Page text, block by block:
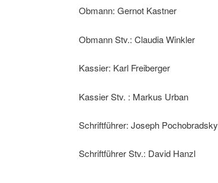
Obmann: Gernot Kastner
Obmann Stv.: Claudia Winkler
Kassier: Karl Freiberger
Kassier Stv. : Markus Urban
Schriftführer: Joseph Pochobradsky
Schriftführer Stv.: David Hanzl